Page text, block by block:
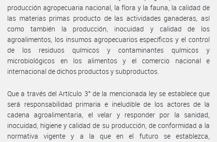
producción agropecuaria nacional, la flora y la fauna, la calidad de
las materias primas producto de las actividades ganaderas, así
como también la producción, inocuidad y calidad de los
agroalimentos, los insumos agropecuarios específicos y el control
de los residuos químicos y contaminantes químicos y
microbiológicos en los alimentos y el comercio nacional e
internacional de dichos productos y subproductos.
Que a través del Artículo 3° de la mencionada ley se establece que
será responsabilidad primaria e ineludible de los actores de la
cadena agroalimentaria, el velar y responder por la sanidad,
inocuidad, higiene y calidad de su producción, de conformidad a la
normativa vigente y a la que en el futuro se establezca,